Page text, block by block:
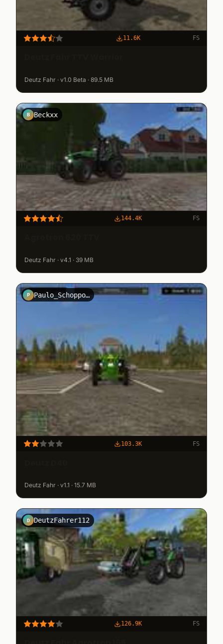
11.6K FS
Deutz Fahr · v1.0 Beta · 89.5 MB
B Beckxx
144.4K FS
Deutz Fahr · v4.1 · 39 MB
P Paulo_Schoppo_14
103.3K FS
Deutz Fahr · v1.1 · 15.7 MB
D DeutzFahrer112
126.9K FS